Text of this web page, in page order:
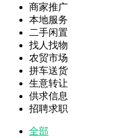
商家推广
本地服务
二手闲置
找人找物
农贸市场
拼车送货
生意转让
供求信息
招聘求职
全部